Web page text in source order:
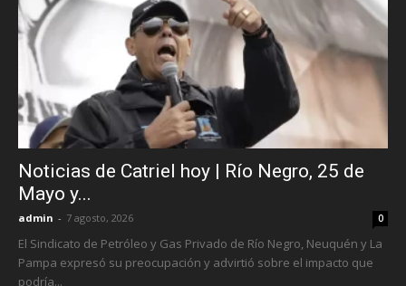
Noticias de Catriel hoy | Río Negro, 25 de
Mayo y...
admin - 7 agosto, 2026 0
El Sindicato de Petróleo y Gas Privado de Río Negro, Neuquén y La
Pampa expresó su preocupación y advirtió sobre el impacto que
podría...